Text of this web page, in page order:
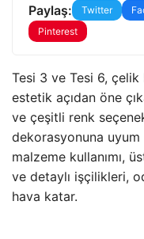
Paylaş: Twitter
Pinterest
Tesi 3 ve Tesi 6,
estetik açıdan öne
ve çeşitli renk
dekorasyonuna
malzeme kullanımı,
ve detaylı işçilikleri,
hava katar.